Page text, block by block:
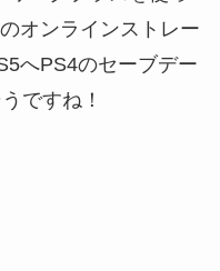
オンラインストレー
へPS4のセーブデー
ですね！